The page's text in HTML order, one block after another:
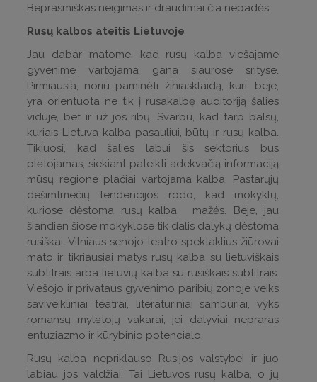
Beprasmiškas neigimas ir draudimai čia nepadės.
Rusų kalbos ateitis Lietuvoje
Jau dabar matome, kad rusų kalba viešajame
gyvenime vartojama gana siaurose srityse.
Pirmiausia, noriu paminėti žiniasklaidą, kuri, beje,
yra orientuota ne tik į rusakalbę auditoriją šalies
viduje, bet ir už jos ribų. Svarbu, kad tarp balsų,
kuriais Lietuva kalba pasauliui, būtų ir rusų kalba.
Tikiuosi, kad šalies labui šis sektorius bus
plėtojamas, siekiant pateikti adekvačią informaciją
mūsų regione plačiai vartojama kalba. Pastarųjų
dešimtmečių tendencijos rodo, kad mokyklų,
kuriose dėstoma rusų kalba, mažės. Beje, jau
šiandien šiose mokyklose tik dalis dalykų dėstoma
rusiškai. Vilniaus senojo teatro spektaklius žiūrovai
mato ir tikriausiai matys rusų kalba su lietuviškais
subtitrais arba lietuvių kalba su rusiškais subtitrais.
Viešojo ir privataus gyvenimo paribių zonoje veiks
saviveikliniai teatrai, literatūriniai sambūriai, vyks
romansų mylėtojų vakarai, jei dalyviai nepraras
entuziazmo ir kūrybinio potencialo.
Rusų kalba nepriklauso Rusijos valstybei ir juo
labiau jos valdžiai. Tai Lietuvos rusų kalba, o jų